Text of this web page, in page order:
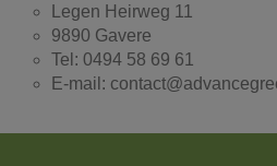
Legen Heirweg 11
9890 Gavere
Tel: 0494 58 69 61
E-mail: